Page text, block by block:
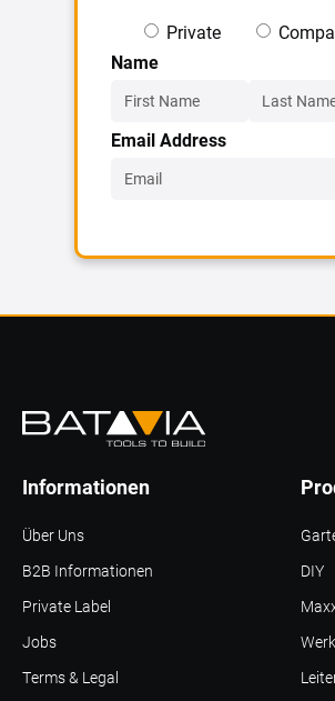
Private
Name
Email Address
Über Uns
Informationen
B2B Informationen
Terms & Legal
Jobs
Private Label
DIY